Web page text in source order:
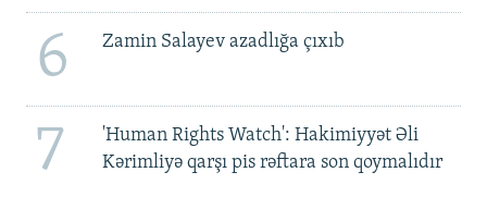
6 Zamin Salayev azadlığa çıxıb
7
'Human Rights Watch': Hakimiyyət Əli
Kərimliyə qarşı pis rəftara son qoymalıdır